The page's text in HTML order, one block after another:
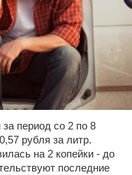
период со 2 по 8
рубля за литр.
на 2 копейки - до
последние